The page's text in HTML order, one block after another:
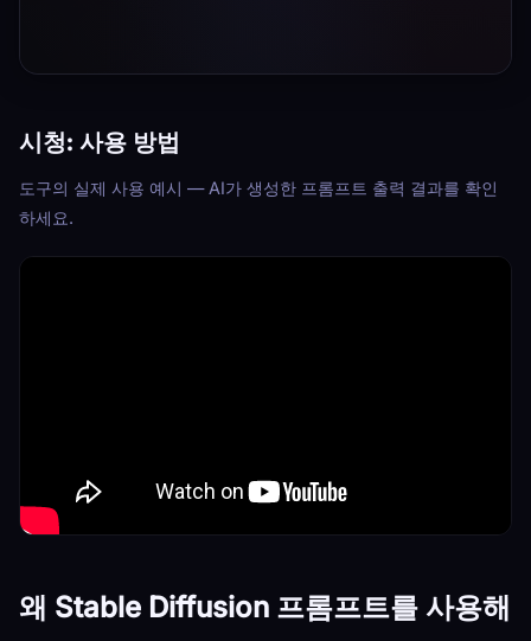
시청: 사용 방법
도구의 실제 사용 예시 — AI가 생성한 프롬프트 출력 결과를 확인
하세요.
왜 Stable Diffusion 프롬프트를 사용해